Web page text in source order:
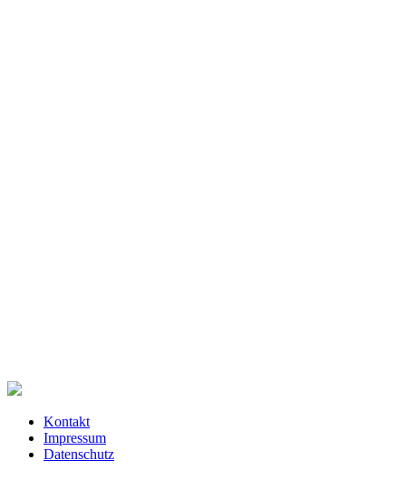
Kontakt
Impressum
Datenschutz